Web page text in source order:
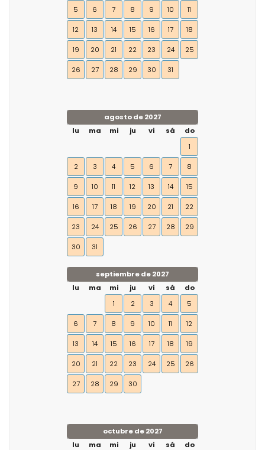
5 6 7 8 9 10 11
12 13 14 15 16 17 18
19 20 21 22 23 24 25
26 27 28 29 30 31
agosto de 2027
lu
ma mi ju vi sá
do
1
2 3 4 5 6 7 8
9 10 11 12 13 14 15
16 17 18 19 20 21 22
23 24 25 26 27 28 29
30 31
septiembre de 2027
lu
ma mi ju vi sá
do
1
2 3 4 5
6 7 8 9 10 11 12
13 14 15 16 17 18 19
20 21 22 23 24 25 26
27 28 29 30
octubre de 2027
lu
ma mi ju vi sá
do